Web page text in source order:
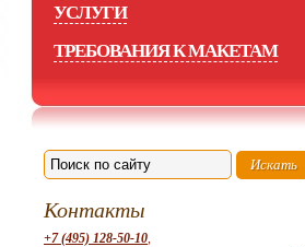
УСЛУГИ
ТРЕБОВАНИЯ К МАКЕТАМ
Контакты
+7 (495) 128-50-10,